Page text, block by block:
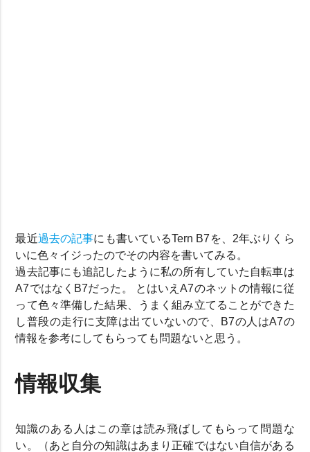
最近過去の記事にも書いているTern B7を、2年ぶりくら
いに色々イジったのでその内容を書いてみる。
過去記事にも追記したように私の所有していた自転車は
A7ではなくB7だった。 とはいえA7のネットの情報に従
って色々準備した結果、うまく組み立てることができた
し普段の走行に支障は出ていないので、B7の人はA7の
情報を参考にしてもらっても問題ないと思う。
情報収集
知識のある人はこの章は読み飛ばしてもらって問題な
い。（あと自分の知識はあまり正確ではない自信がある